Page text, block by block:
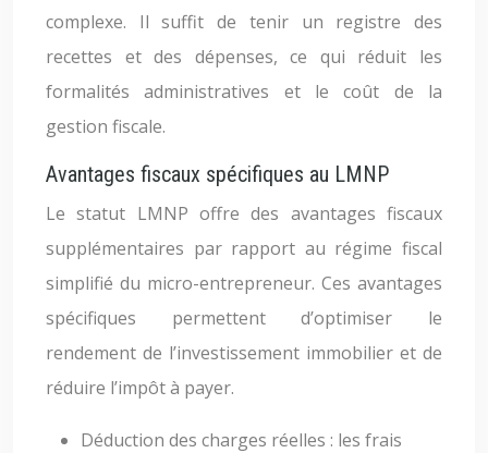
complexe. Il suffit de tenir un registre des
recettes et des dépenses, ce qui réduit les
formalités administratives et le coût de la
gestion fiscale.
Avantages fiscaux spécifiques au LMNP
Le statut LMNP offre des avantages fiscaux
supplémentaires par rapport au régime fiscal
simplifié du micro-entrepreneur. Ces avantages
spécifiques permettent d’optimiser le
rendement de l’investissement immobilier et de
réduire l’impôt à payer.
Déduction des charges réelles : les frais